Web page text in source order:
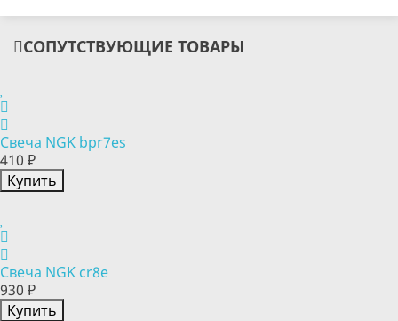
СОПУТСТВУЮЩИЕ ТОВАРЫ
Свеча NGK bpr7es
410 ₽
Купить
Свеча NGK cr8e
930 ₽
Купить